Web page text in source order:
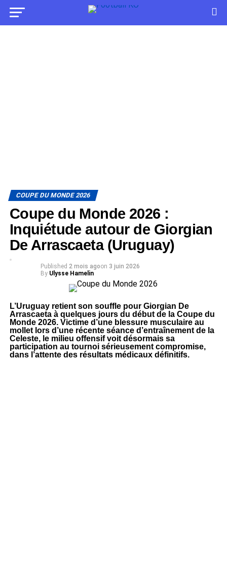
COUPE DU MONDE 2026
Coupe du Monde 2026 :
Inquiétude autour de Giorgian
De Arrascaeta (Uruguay)
Published 2 mois agoon 3 juin 2026
By Ulysse Hamelin
L’Uruguay retient son souffle pour Giorgian De
Arrascaeta à quelques jours du début de la Coupe du
Monde 2026. Victime d’une blessure musculaire au
mollet lors d’une récente séance d’entraînement de la
Celeste, le milieu offensif voit désormais sa
participation au tournoi sérieusement compromise,
dans l’attente des résultats médicaux définitifs.